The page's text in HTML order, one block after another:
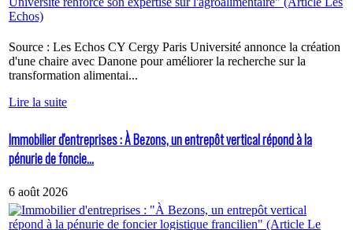
Source : Les Echos CY Cergy Paris Université annonce la création
d'une chaire avec Danone pour améliorer la recherche sur la
transformation alimentai...
Lire la suite
Immobilier d'entreprises : À Bezons, un entrepôt vertical répond à la
pénurie de foncie...
6 août 2026